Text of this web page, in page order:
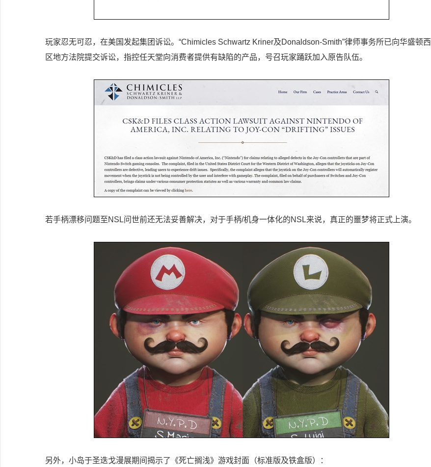
玩家忍无可忍，在美国发起集团诉讼。“Chimicles Schwartz Kriner及Donaldson-Smith”律师事务所已向华盛顿西
区地方法院提交诉讼，指控任天堂向消费者提供有缺陷的产品，号召玩家踊跃加入原告队伍。
若手柄漂移问题至NSL问世前还无法妥善解决，对于手柄/机身一体化的NSL来说，真正的噩梦将正式上演。
另外，小岛于圣迭戈漫展期间揭示了《死亡搁浅》游戏封面（标准版及铁盒版）：